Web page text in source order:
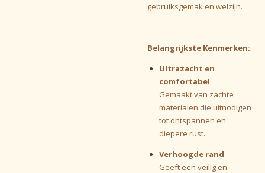
gebruiksgemak en welzijn.
Belangrijkste Kenmerken:
Ultrazacht en
comfortabel
Gemaakt van zachte
materialen die uitnodigen
tot ontspannen en
diepere rust.
Verhoogde rand
Geeft een veilig en